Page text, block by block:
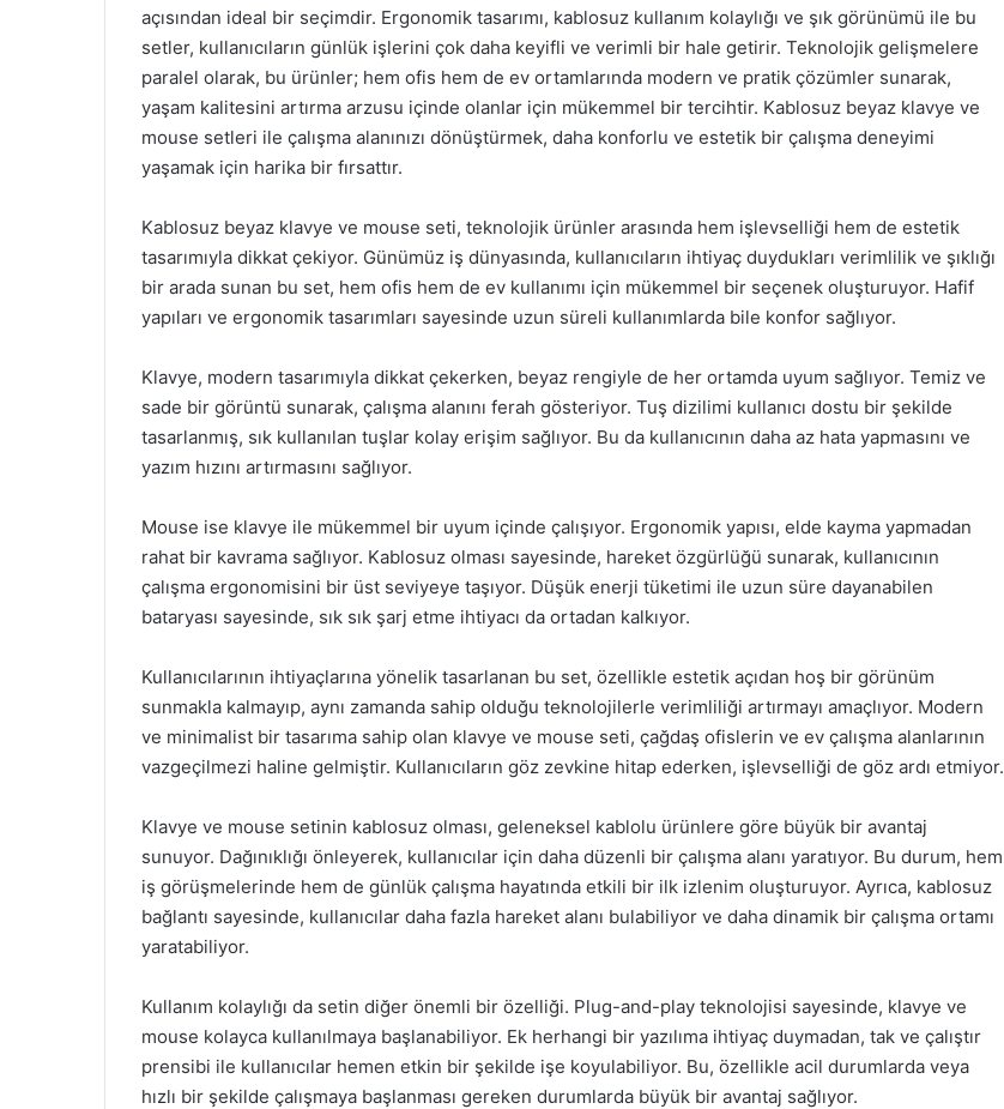
açısından ideal bir seçimdir. Ergonomik tasarımı, kablosuz kullanım kolaylığı ve şık görünümü ile bu
setler, kullanıcıların günlük işlerini çok daha keyifli ve verimli bir hale getirir. Teknolojik gelişmelere
paralel olarak, bu ürünler; hem ofis hem de ev ortamlarında modern ve pratik çözümler sunarak,
yaşam kalitesini artırma arzusu içinde olanlar için mükemmel bir tercihtir. Kablosuz beyaz klavye ve
mouse setleri ile çalışma alanınızı dönüştürmek, daha konforlu ve estetik bir çalışma deneyimi
yaşamak için harika bir fırsattır.
Kablosuz beyaz klavye ve mouse seti, teknolojik ürünler arasında hem işlevselliği hem de estetik
tasarımıyla dikkat çekiyor. Günümüz iş dünyasında, kullanıcıların ihtiyaç duydukları verimlilik ve şıklığı
bir arada sunan bu set, hem ofis hem de ev kullanımı için mükemmel bir seçenek oluşturuyor. Hafif
yapıları ve ergonomik tasarımları sayesinde uzun süreli kullanımlarda bile konfor sağlıyor.
Klavye, modern tasarımıyla dikkat çekerken, beyaz rengiyle de her ortamda uyum sağlıyor. Temiz ve
sade bir görüntü sunarak, çalışma alanını ferah gösteriyor. Tuş dizilimi kullanıcı dostu bir şekilde
tasarlanmış, sık kullanılan tuşlar kolay erişim sağlıyor. Bu da kullanıcının daha az hata yapmasını ve
yazım hızını artırmasını sağlıyor.
Mouse ise klavye ile mükemmel bir uyum içinde çalışıyor. Ergonomik yapısı, elde kayma yapmadan
rahat bir kavrama sağlıyor. Kablosuz olması sayesinde, hareket özgürlüğü sunarak, kullanıcının
çalışma ergonomisini bir üst seviyeye taşıyor. Düşük enerji tüketimi ile uzun süre dayanabilen
bataryası sayesinde, sık sık şarj etme ihtiyacı da ortadan kalkıyor.
Kullanıcılarının ihtiyaçlarına yönelik tasarlanan bu set, özellikle estetik açıdan hoş bir görünüm
sunmakla kalmayıp, aynı zamanda sahip olduğu teknolojilerle verimliliği artırmayı amaçlıyor. Modern
ve minimalist bir tasarıma sahip olan klavye ve mouse seti, çağdaş ofislerin ve ev çalışma alanlarının
vazgeçilmezi haline gelmiştir. Kullanıcıların göz zevkine hitap ederken, işlevselliği de göz ardı etmiyor.
Klavye ve mouse setinin kablosuz olması, geleneksel kablolu ürünlere göre büyük bir avantaj
sunuyor. Dağınıklığı önleyerek, kullanıcılar için daha düzenli bir çalışma alanı yaratıyor. Bu durum, hem
iş görüşmelerinde hem de günlük çalışma hayatında etkili bir ilk izlenim oluşturuyor. Ayrıca, kablosuz
bağlantı sayesinde, kullanıcılar daha fazla hareket alanı bulabiliyor ve daha dinamik bir çalışma ortamı
yaratabiliyor.
Kullanım kolaylığı da setin diğer önemli bir özelliği. Plug-and-play teknolojisi sayesinde, klavye ve
mouse kolayca kullanılmaya başlanabiliyor. Ek herhangi bir yazılıma ihtiyaç duymadan, tak ve çalıştır
prensibi ile kullanıcılar hemen etkin bir şekilde işe koyulabiliyor. Bu, özellikle acil durumlarda veya
hızlı bir şekilde çalışmaya başlanması gereken durumlarda büyük bir avantaj sağlıyor.